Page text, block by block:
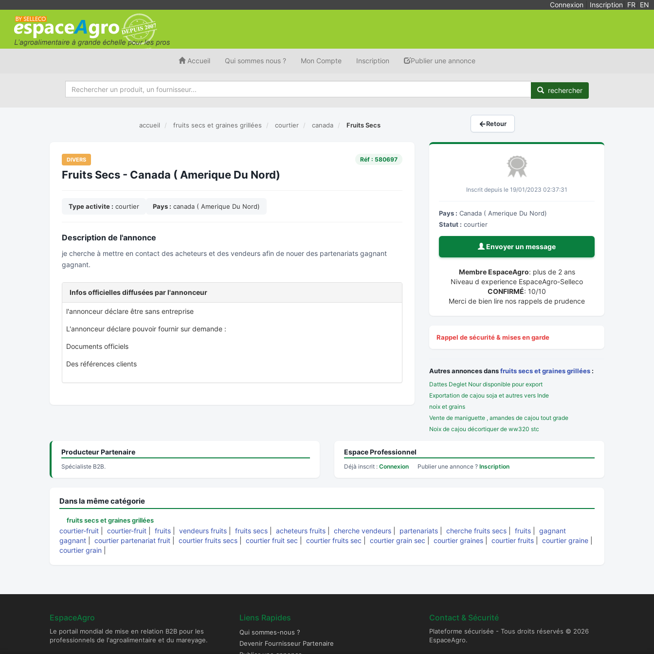
Connexion Inscription FR EN
Accueil Qui sommes nous ? Mon Compte Inscription Publier une annonce
rechercher
accueil fruits secs et graines grillées courtier canada Fruits Secs ←Retour
DIVERS Réf : 580697
Fruits Secs - Canada ( Amerique Du Nord)
Type activite : courtier Pays : canada ( Amerique Du Nord)
Description de l'annonce
je cherche à mettre en contact des acheteurs et des vendeurs afin de nouer des partenariats gagnant
gagnant.
Infos officielles diffusées par l'annonceur
l'annonceur déclare être sans entreprise
L'annonceur déclare pouvoir fournir sur demande :
Documents officiels
Des références clients
Inscrit depuis le 19/01/2023 02:37:31
Pays : Canada ( Amerique Du Nord)
Statut : courtier
Envoyer un message
Membre EspaceAgro: plus de 2 ans
Niveau d experience EspaceAgro-Selleco
CONFIRMÉ: 10/10
Merci de bien lire nos rappels de prudence
Rappel de sécurité & mises en garde
Autres annonces dansfruits secs et graines grillées :
Dattes Deglet Nour disponible pour export
Exportation de cajou soja et autres vers Inde
noix et grains
Vente de maniguette , amandes de cajou tout grade
Noix de cajou décortiquer de ww320 stc
Producteur Partenaire
Spécialiste B2B.
Espace Professionnel
Déjà inscrit : Connexion Publier une annonce ? Inscription
Dans la même catégorie
fruits secs et graines grillées
courtier-fruit courtier-fruit fruits vendeurs fruits fruits secs acheteurs fruits cherche vendeurs partenariats cherche fruits secs fruits
gagnant
gagnant
courtier partenariat fruit courtier fruits secs courtier fruit sec courtier fruits sec courtier grain sec courtier graines courtier fruits courtier graine
courtier grain
EspaceAgro
Le portail mondial de mise en relation B2B pour les
professionnels de l'agroalimentaire et du mareyage.
Liens Rapides
Qui sommes-nous ?
Devenir Fournisseur Partenaire
Contact & Sécurité
Plateforme sécurisée - Tous droits réservés © 2026
EspaceAgro.